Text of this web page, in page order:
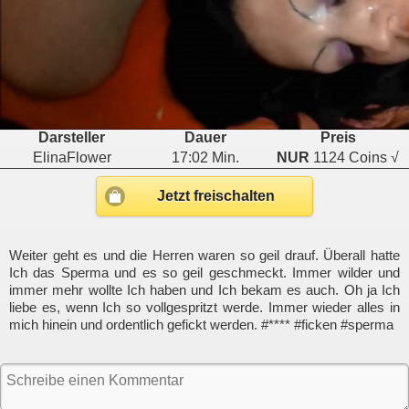
Darsteller Dauer
Preis
ElinaFlower
17:02 Min. NUR 1124 Coins √
Jetzt freischalten
Weiter geht es und die Herren waren so geil drauf. Überall hatte
Ich das Sperma und es so geil geschmeckt. Immer wilder und
immer mehr wollte Ich haben und Ich bekam es auch. Oh ja Ich
liebe es, wenn Ich so vollgespritzt werde. Immer wieder alles in
mich hinein und ordentlich gefickt werden. #**** #ficken #sperma